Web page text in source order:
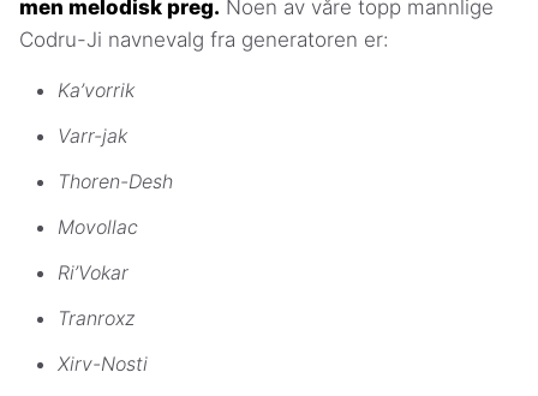
men melodisk preg. Noen av våre topp mannlige
Codru-Ji navnevalg fra generatoren er:
Ka’vorrik
Varr-jak
Thoren-Desh
Movollac
Ri’Vokar
Tranroxz
Xirv-Nosti